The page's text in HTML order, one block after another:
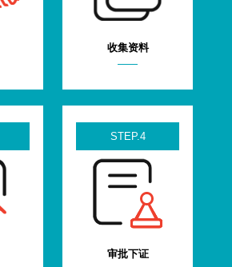
收集资料
STEP.4
审批下证